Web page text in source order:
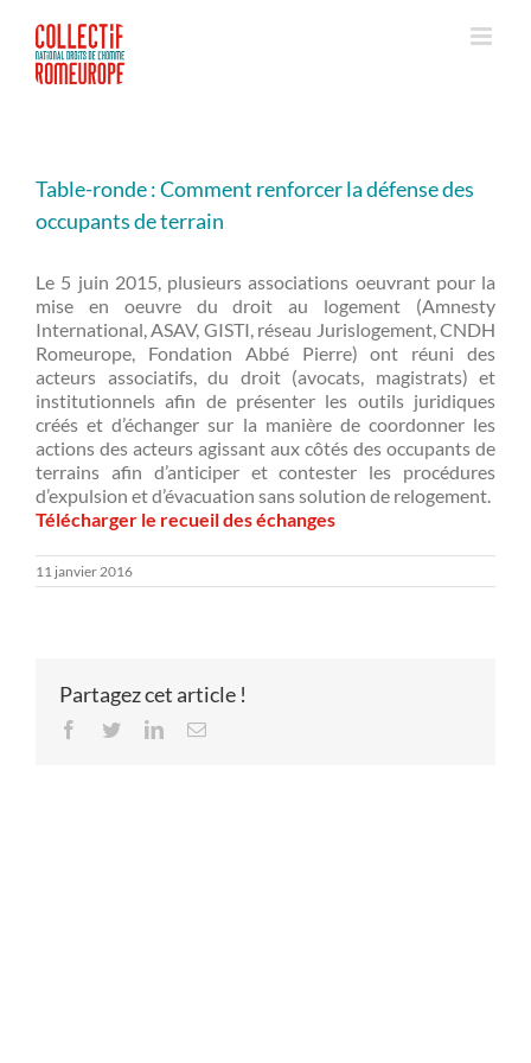
contenu
Table-ronde : Comment renforcer la défense des
occupants de terrain
Le 5 juin 2015, plusieurs associations oeuvrant pour la
mise en oeuvre du droit au logement (Amnesty
International, ASAV, GISTI, réseau Jurislogement, CNDH
Romeurope, Fondation Abbé Pierre) ont réuni des
acteurs associatifs, du droit (avocats, magistrats) et
institutionnels afin de présenter les outils juridiques
créés et d’échanger sur la manière de coordonner les
actions des acteurs agissant aux côtés des occupants de
terrains afin d’anticiper et contester les procédures
d’expulsion et d’évacuation sans solution de relogement.
Télécharger le recueil des échanges
11 janvier 2016
Partagez cet article !
Facebook
TwitterLinkedInEmail